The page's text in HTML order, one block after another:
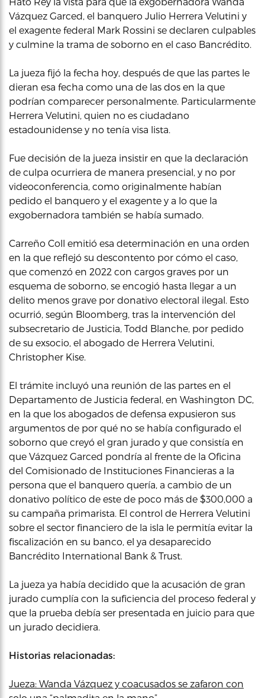
Vázquez Garced, el banquero Julio Herrera Velutini y
el exagente federal Mark Rossini se declaren culpables
y culmine la trama de soborno en el caso Bancrédito.
La jueza fijó la fecha hoy, después de que las partes le
dieran esa fecha como una de las dos en la que
podrían comparecer personalmente. Particularmente
Herrera Velutini, quien no es ciudadano
estadounidense y no tenía visa lista.
Fue decisión de la jueza insistir en que la declaración
de culpa ocurriera de manera presencial, y no por
videoconferencia, como originalmente habían
pedido el banquero y el exagente y a lo que la
exgobernadora también se había sumado.
Carreño Coll emitió esa determinación en una orden
en la que reflejó su descontento por cómo el caso,
que comenzó en 2022 con cargos graves por un
esquema de soborno, se encogió hasta llegar a un
delito menos grave por donativo electoral ilegal. Esto
ocurrió, según Bloomberg, tras la intervención del
subsecretario de Justicia, Todd Blanche, por pedido
de su exsocio, el abogado de Herrera Velutini,
Christopher Kise.
El trámite incluyó una reunión de las partes en el
Departamento de Justicia federal, en Washington DC,
en la que los abogados de defensa expusieron sus
argumentos de por qué no se había configurado el
soborno que creyó el gran jurado y que consistía en
que Vázquez Garced pondría al frente de la Oficina
del Comisionado de Instituciones Financieras a la
persona que el banquero quería, a cambio de un
donativo político de este de poco más de $300,000 a
su campaña primarista. El control de Herrera Velutini
sobre el sector financiero de la isla le permitía evitar la
fiscalización en su banco, el ya desaparecido
Bancrédito International Bank & Trust.
La jueza ya había decidido que la acusación de gran
jurado cumplía con la suficiencia del proceso federal y
que la prueba debía ser presentada en juicio para que
un jurado decidiera.
Historias relacionadas:
Jueza: Wanda Vázquez y coacusados se zafaron con